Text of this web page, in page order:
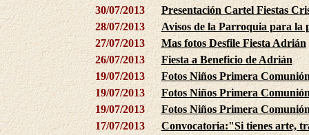
30/07/2013
Presentación Cartel Fiestas
28/07/2013
Avisos de la Parroquia para la
27/07/2013
Mas fotos Desfile Fiesta Adrián
26/07/2013
Fiesta a Beneficio de Adrián
19/07/2013
Fotos Niños Primera
19/07/2013
Fotos Niños Primera
19/07/2013
Fotos Niños Primera
17/07/2013
Convocatoria:"Si tienes arte,